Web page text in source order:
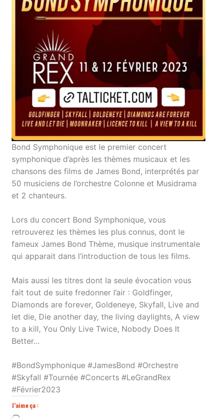
Bond Symphonique est le premier concert
symphonique d’après les thèmes musicaux et les
chansons des films de James Bond, interprétés par
50 musiciens de l’orchestre Colonne et Musidrama
et 2 chanteurs.
Lors du concert Bond Symphonique, vous
retrouverez les thèmes les plus connus, dont le
fameux James Bond Thème, musique instrumentale
qui apparait dans l’introduction de tous les films.
Mais aussi les titres dont la seule évocation vous
fait tout de suite fredonner l’air : Goldfinger,
Diamonds are forever, Goldeneye, Skyfall, Live and
let die, Die another day, the living daylights, A view
to a kill, You Only Live Twice, Nobody Does It
Better…
#BondSymphonique #JamesBond #Orchestre
#Skyfall #Tournée #Concerts #LeGrandRex
#Février2023
J’aime ça :